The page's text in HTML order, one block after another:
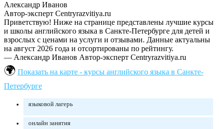
Александр Иванов
Автор-эксперт Centryrazvitiya.ru
Приветствую! Ниже на странице представлены лучшие курсы
и школы английского языка в Санкте-Петербурге для детей и
взрослых с ценами на услуги и отзывами. Данные актуальны
на август 2026 года и отсортированы по рейтингу.
— Александр Иванов Автор-эксперт Centryrazvitiya.ru
Показать на карте - курсы английского языка в Санкте-
Петербурге
языковой лагерь
онлайн занятия